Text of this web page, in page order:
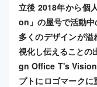
立後 2018年から個
on」の屋号で活動中
多くのデザインが
視化し伝えることの
gn Office T's Vision
プトにロゴマーク